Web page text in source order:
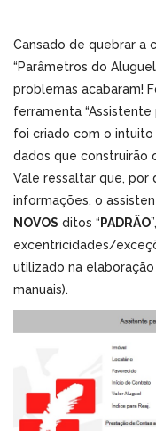
Cansado de quebrar a
“Parâmetros do
problemas acabaram!
ferramenta
foi criado com o
dados que construirão
Vale ressaltar que, por
informações, o
NOVOS ditos “ PADRÃO
excentricidades/
utilizado na
manuais).